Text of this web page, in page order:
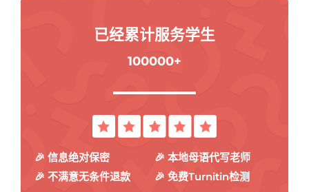
已经累计服务学生
100000+
🎉 信息绝对保密
🎉 本地母语代写老师
🎉 不满意无条件退款
🎉 免费Turnitin检测